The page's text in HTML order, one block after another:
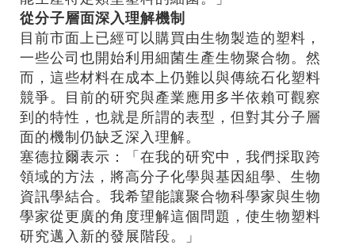
從分子層面深入理解機制
目前市面上已經可以購買由生物製造的塑料，
一些公司也開始利用細菌生產生物聚合物。然
而，這些材料在成本上仍難以與傳統石化塑料
競爭。目前的研究與產業應用多半依賴可觀察
到的特性，也就是所謂的表型，但對其分子層
面的機制仍缺乏深入理解。
塞德拉爾表示：「在我的研究中，我們採取跨
領域的方法，將高分子化學與基因組學、生物
資訊學結合。我希望能讓聚合物科學家與生物
學家從更廣的角度理解這個問題，使生物塑料
研究邁入新的發展階段。」